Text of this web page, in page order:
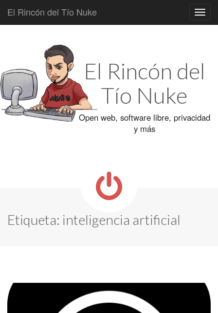
El Rincón del Tío Nuke
El Rincón del
Tío Nuke
Open web, software libre, privacidad
y más
Etiqueta: inteligencia artificial